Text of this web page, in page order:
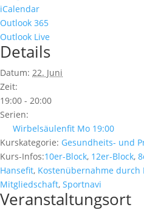
iCalendar
Outlook 365
Outlook Live
Details
Datum: 22. Juni
Zeit:
19:00 - 20:00
Serien:
Wirbelsäulenfit Mo 19:00
Kurskategorie: Gesundheits- und
Kurs-Infos:10er-Block, 12er-Block,
Hansefit, Kostenübernahme durch
Mitgliedschaft, Sportnavi
Veranstaltungsort